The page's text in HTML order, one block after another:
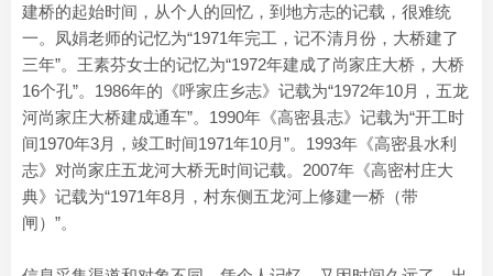
建桥的起始时间，从个人的回忆，到地方志的记载，很难统
一。凤娟老师的记忆为“1971年完工，记不清月份，大桥建了
三年”。王素芬女士的记忆为“1972年建成了尚家庄大桥，大桥
16个孔”。1986年的《呼家庄乡志》记载为“1972年10月，五龙
河尚家庄大桥建成通车”。1990年《高密县志》记载为“开工时
间1970年3月，竣工时间1971年10月”。1993年《高密县水利
志》对尚家庄五龙河大桥无时间记载。2007年《高密村庄大
典》记载为“1971年8月，村东侧五龙河上修建一桥（带
闸）”。